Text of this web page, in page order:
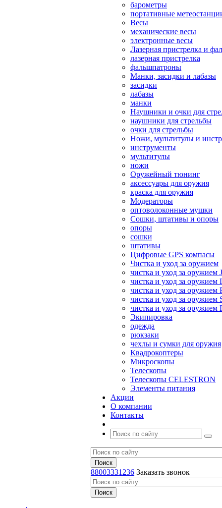
барометры
портативные
Весы
механические весы
электронные весы
Лазерная пристрелка и
лазерная пристрелка
фальшпатроны
Манки, засидки и лабазы
засидки
лабазы
манки
Наушники и очки для
наушники для стрельбы
очки для стрельбы
Ножи, мультитулы и
инструменты
мультитулы
ножи
Оружейный тюнинг
аксессуары для оружия
краска для оружия
Модераторы
оптоволоконные мушки
Сошки, штативы и опоры
опоры
сошки
штативы
Цифровые GPS компасы
Чистка и уход за оружием
чистка и уход за оружием
чистка и уход за оружием
чистка и уход за оружием
чистка и уход за оружием
чистка и уход за
Экипировка
одежда
рюкзаки
чехлы и сумки для оружия
Квадрокоптеры
Микроскопы
Телескопы
Телескопы CELESTRON
Элементы питания
Акции
О компании
Контакты
88003331236 Заказать звонок